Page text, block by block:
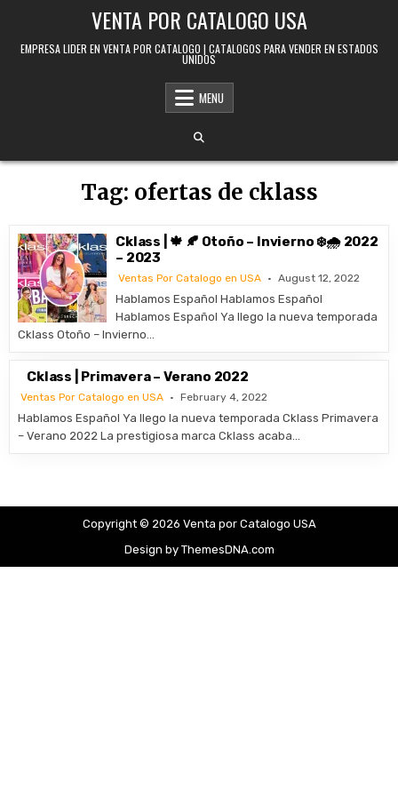
VENTA POR CATALOGO USA
EMPRESA LIDER EN VENTA POR CATALOGO | CATALOGOS PARA VENDER EN ESTADOS
UNIDOS
MENU
Tag: ofertas de cklass
Cklass | 🍁 🍂 Otoño – Invierno ❄️🌧️ 2022
– 2023
Ventas Por Catalogo en USA August 12, 2022
Hablamos Español Hablamos Español
Hablamos Español Ya llego la nueva temporada
Cklass Otoño – Invierno…
Cklass | Primavera – Verano 2022
Ventas Por Catalogo en USA February 4, 2022
Hablamos Español Ya llego la nueva temporada Cklass Primavera
– Verano 2022 La prestigiosa marca Cklass acaba…
Copyright © 2026 Venta por Catalogo USA
Design by ThemesDNA.com